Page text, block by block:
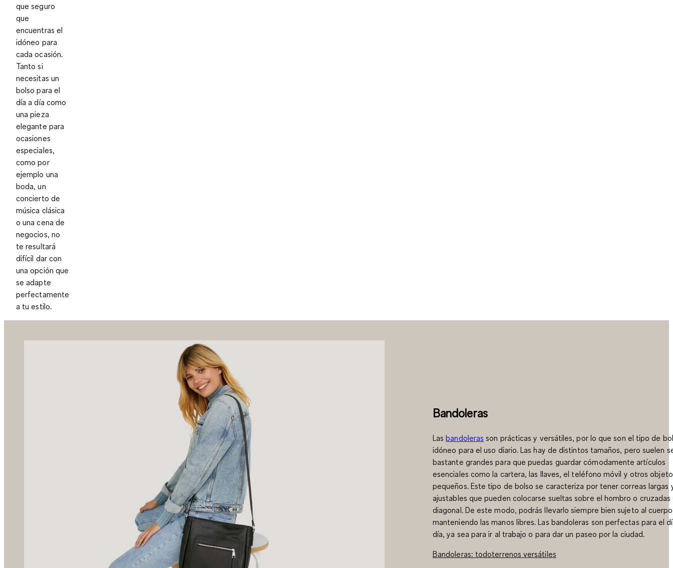
que seguro
que
encuentras el
idóneo para
cada ocasión.
Tanto si
necesitas un
bolso para el
día a día como
una pieza
elegante para
ocasiones
especiales,
como por
ejemplo una
boda, un
concierto de
música clásica
o una cena de
negocios, no
te resultará
difícil dar con
una opción que
se adapte
perfectamente
a tu estilo.
Bandoleras
Lasbandoleras son prácticas y versátiles, por lo que son el tipo de
idóneo para el uso diario. Las hay de distintos tamaños, pero suelen
bastante grandes para que puedas guardar cómodamente artículos
esenciales como la cartera, las llaves, el teléfono móvil y otros
pequeños. Este tipo de bolso se caracteriza por tener correas largas
ajustables que pueden colocarse sueltas sobre el hombro o cruzadas
diagonal. De este modo, podrás llevarlo siempre bien sujeto al
manteniendo las manos libres. Las bandoleras son perfectas para el
día, ya sea para ir al trabajo o para dar un paseo por la ciudad.
Bandoleras: todoterrenos versátiles